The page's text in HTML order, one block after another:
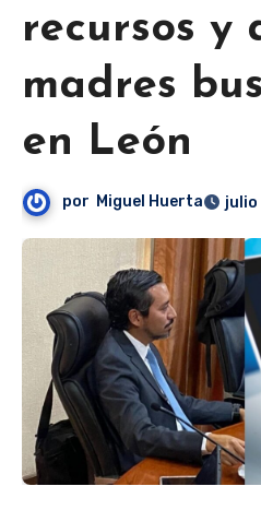
recursos y
madres
en León
por Miguel Huerta julio